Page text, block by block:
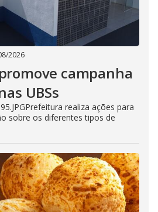
2026
campanha
UBSs
realiza ações para
sobre os diferentes tipos de